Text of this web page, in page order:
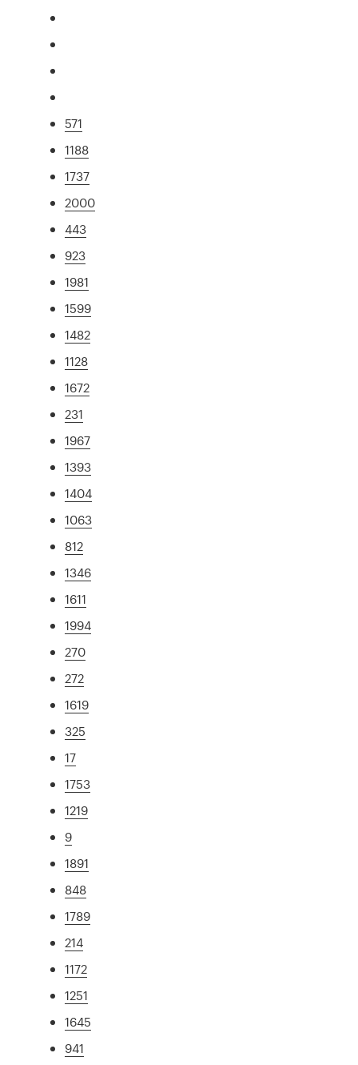
571
1188
1737
2000
443
923
1981
1599
1482
1128
1672
231
1967
1393
1404
1063
812
1346
1611
1994
270
272
1619
325
17
1753
1219
9
1891
848
1789
214
1172
1251
1645
941